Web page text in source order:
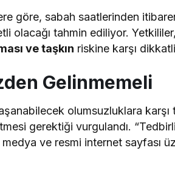
göre, sabah saatlerinden
olacağı tahmin ediliyor.
ve taşkın riskine karşı
Gelinmemeli
olumsuzluklara
gerektiği vurgulandı.
ve resmi internet sayfası